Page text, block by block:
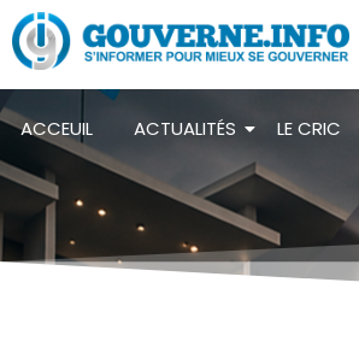
ACCEUIL ACTUALITÉS LE CRIC